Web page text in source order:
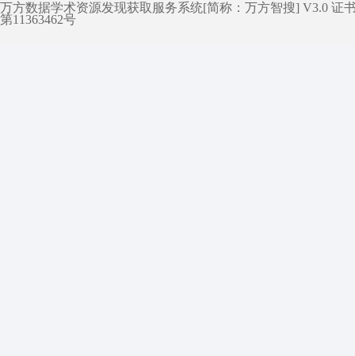
万方数据学术资源发现获取服务系统[简称：万方智搜] V3.0 证
第11363462号